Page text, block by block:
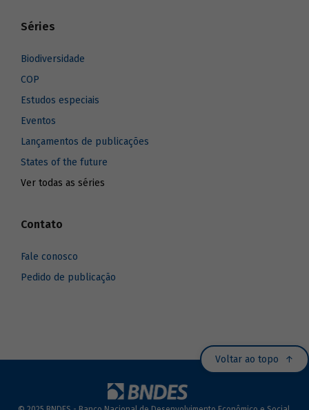
Séries
Biodiversidade
COP
Estudos especiais
Eventos
Lançamentos de publicações
States of the future
Ver todas as séries
Contato
Fale conosco
Pedido de publicação
Voltar ao topo